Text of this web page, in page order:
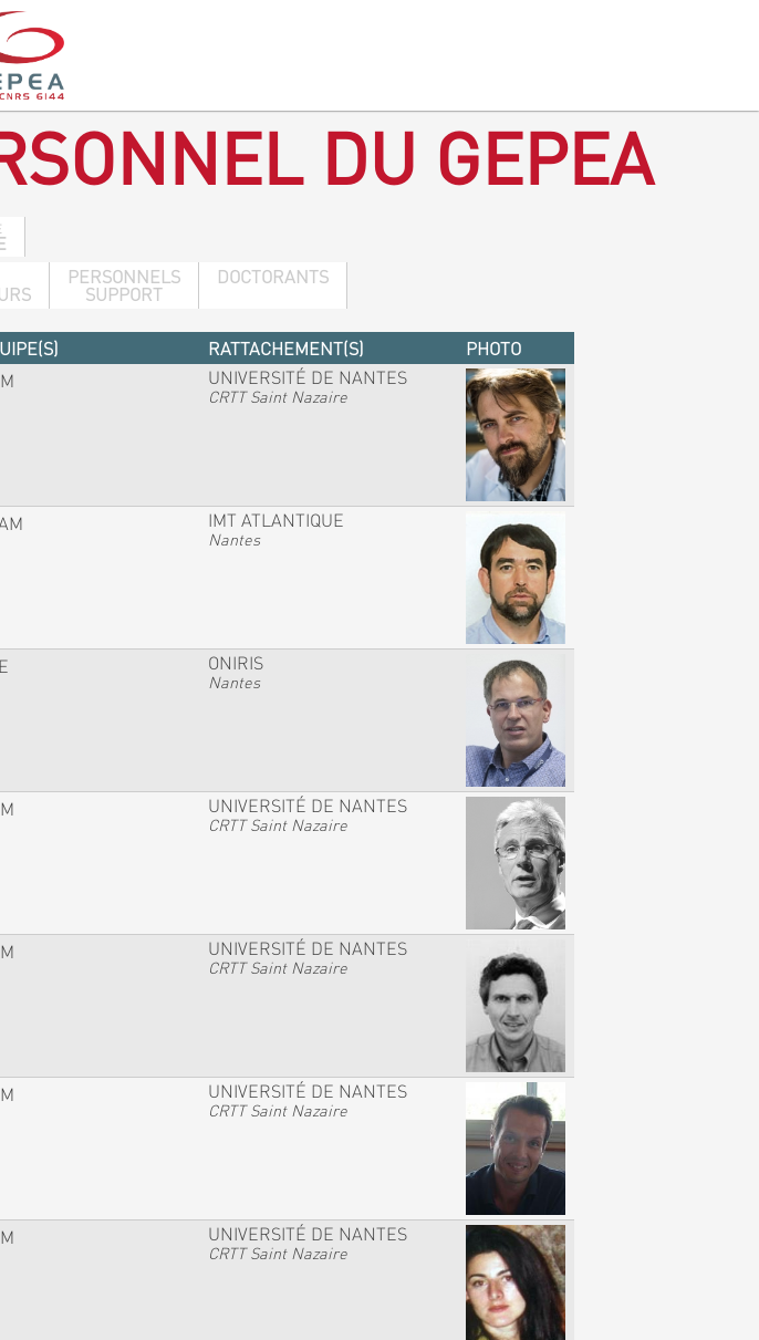
DU GEPEA
PERSONNELS
SUPPORT
DOCTORANTS
RATTACHEMENT(S)
PHOTO
UNIVERSITÉ DE NANTES
CRTT Saint Nazaire
IMT ATLANTIQUE
Nantes
ONIRIS
Nantes
UNIVERSITÉ DE NANTES
CRTT Saint Nazaire
UNIVERSITÉ DE NANTES
CRTT Saint Nazaire
UNIVERSITÉ DE NANTES
CRTT Saint Nazaire
UNIVERSITÉ DE NANTES
CRTT Saint Nazaire